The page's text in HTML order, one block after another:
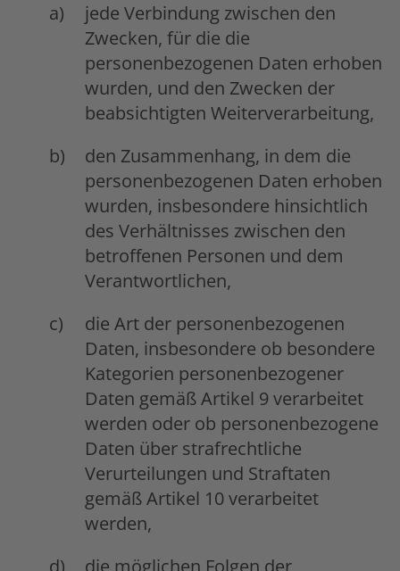
jede Verbindung zwischen den
Zwecken, für die die
personenbezogenen Daten erhoben
wurden, und den Zwecken der
beabsichtigten Weiterverarbeitung,
den Zusammenhang, in dem die
personenbezogenen Daten erhoben
wurden, insbesondere hinsichtlich
des Verhältnisses zwischen den
betroffenen Personen und dem
Verantwortlichen,
die Art der personenbezogenen
Daten, insbesondere ob besondere
Kategorien personenbezogener
Daten gemäß Artikel 9 verarbeitet
werden oder ob personenbezogene
Daten über strafrechtliche
Verurteilungen und Straftaten
gemäß Artikel 10 verarbeitet
werden,